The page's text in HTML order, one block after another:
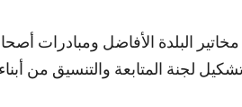
البلدة الأفاضل ومبادرات
لجنة المتابعة والتنسيق من